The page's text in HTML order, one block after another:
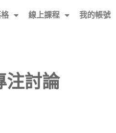
線上課程 我的帳號
注討論